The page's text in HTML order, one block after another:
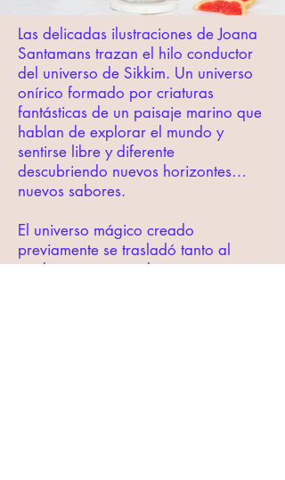
Las delicadas ilustraciones de Joana
Santamans trazan el hilo conductor
del universo de Sikkim. Un universo
onírico formado por criaturas
fantásticas de un paisaje marino que
hablan de explorar el mundo y
sentirse libre y diferente
descubriendo nuevos horizontes…
nuevos sabores.
El universo mágico creado
previamente se trasladó tanto al
packaging como a los recipientes,